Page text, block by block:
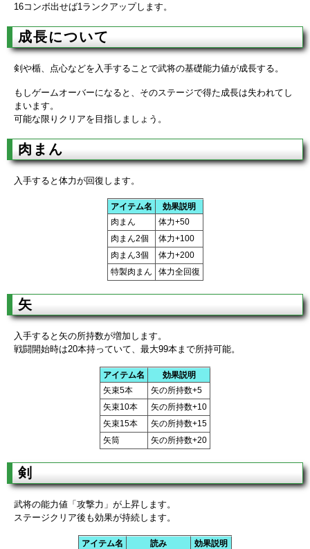
16コンボ出せば1ランクアップします。
成長について
剣や楯、点心などを入手することで武将の基礎能力値が成長する。
もしゲームオーバーになると、そのステージで得た成長は失われてし
まいます。
可能な限りクリアを目指しましょう。
肉まん
入手すると体力が回復します。
アイテム名
効果説明
肉まん
体力+50
肉まん2個
体力+100
肉まん3個
体力+200
特製肉まん
体力全回復
矢
入手すると矢の所持数が増加します。
戦闘開始時は20本持っていて、最大99本まで所持可能。
アイテム名
効果説明
矢束5本
矢の所持数+5
矢束10本
矢の所持数+10
矢束15本
矢の所持数+15
矢筒
矢の所持数+20
剣
武将の能力値「攻撃力」が上昇します。
ステージクリア後も効果が持続します。
アイテム名 読み
効果説明